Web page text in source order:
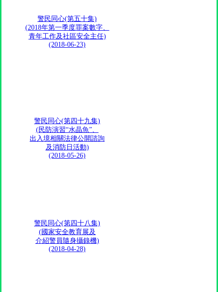
警民同心(第五十集)
(2018年第一季度罪案數字、
青年工作及社區安全主任)
(2018-06-23)
警民同心(第四十九集)
(民防演習“水晶魚”、
出入境相關法律公開諮詢
及消防日活動)
(2018-05-26)
警民同心(第四十八集)
(國家安全教育展及
介紹警員隨身攝錄機)
(2018-04-28)